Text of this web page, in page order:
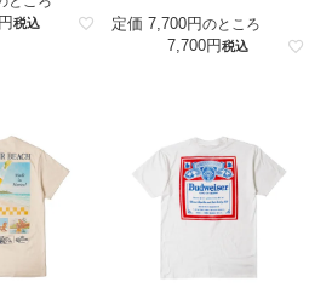
税込
定価 7,700 のところ
7,700 税込